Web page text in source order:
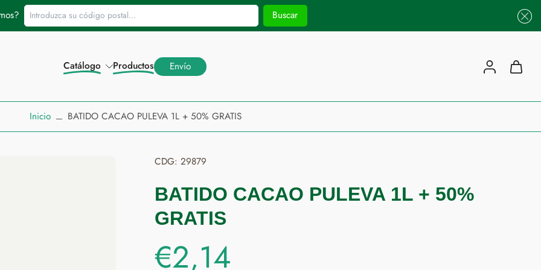
Introduzca su código postal...
Buscar
Catálogo
Productos Envío
Inicio BATIDO CACAO PULEVA 1L + 50% GRATIS
CDG: 29879
BATIDO CACAO PULEVA 1L + 50%
GRATIS
€2,14